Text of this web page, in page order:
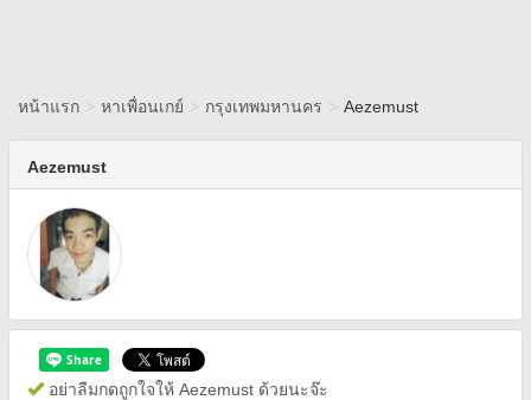
หน้าแรก > หาเพื่อนเกย์ > กรุงเทพมหานคร > Aezemust
Aezemust
อย่าลืมกดถูกใจให้ Aezemust ด้วยนะจ๊ะ